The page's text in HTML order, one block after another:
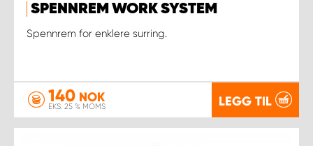
SPENNREM WORK SYSTEM
Spennrem for enklere surring.
140 NOK
EKS. 25 % MOMS LEGG TIL